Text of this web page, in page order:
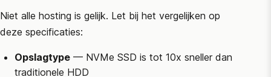
Niet alle hosting is gelijk. Let bij het vergelijken op
deze specificaties:
Opslagtype — NVMe SSD is tot 10x sneller dan
traditionele HDD